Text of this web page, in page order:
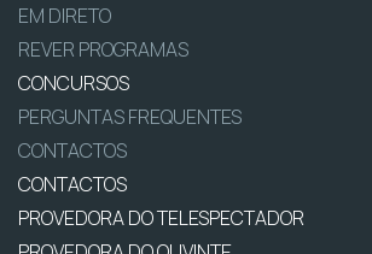
EM DIRETO
REVER PROGRAMAS
CONCURSOS
PERGUNTAS FREQUENTES
CONTACTOS
CONTACTOS
PROVEDORA DO TELESPECTADOR